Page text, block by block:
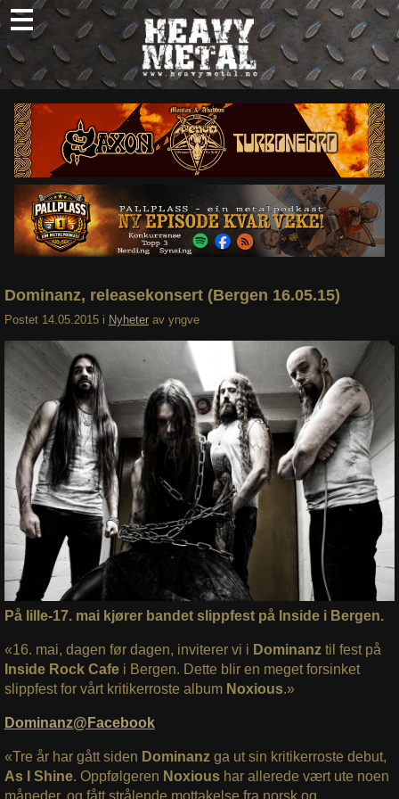
Skip
to
content
Nyheter
Omtaler
Intervjuer
Om oss
Abonner
Søk
Dominanz, releasekonsert (Bergen 16.05.15)
Postet 14.05.2015 i Nyheter av yngve
På lille-17. mai kjører bandet slippfest på Inside i Bergen.
«16. mai, dagen før dagen, inviterer vi i Dominanz til fest på
Inside Rock Cafe i Bergen. Dette blir en meget forsinket
slippfest for vårt kritikerroste album Noxious.»
Dominanz@Facebook
«Tre år har gått siden Dominanz ga ut sin kritikerroste debut,
As I Shine. Oppfølgeren Noxious har allerede vært ute noen
måneder, og fått strålende mottakelse fra norsk og